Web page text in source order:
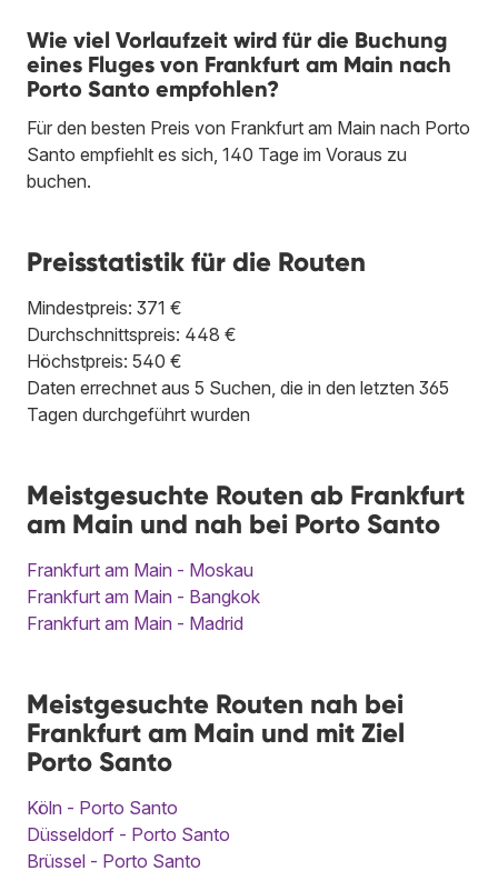
Wie viel Vorlaufzeit wird für die Buchung
eines Fluges von Frankfurt am Main nach
Porto Santo empfohlen?
Für den besten Preis von Frankfurt am Main nach Porto
Santo empfiehlt es sich, 140 Tage im Voraus zu
buchen.
Preisstatistik für die Routen
Mindestpreis: 371 €
Durchschnittspreis: 448 €
Höchstpreis: 540 €
Daten errechnet aus 5 Suchen, die in den letzten 365
Tagen durchgeführt wurden
Meistgesuchte Routen ab Frankfurt
am Main und nah bei Porto Santo
Frankfurt am Main - Moskau
Frankfurt am Main - Bangkok
Frankfurt am Main - Madrid
Meistgesuchte Routen nah bei
Frankfurt am Main und mit Ziel
Porto Santo
Köln - Porto Santo
Düsseldorf - Porto Santo
Brüssel - Porto Santo